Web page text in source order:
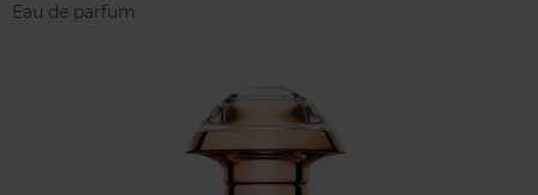
Eau de parfum